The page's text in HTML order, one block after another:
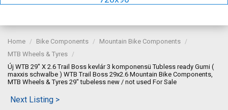
Home Bike Components
Mountain Bike Components
MTB Wheels & Tyres
Új WTB 29" X 2.6 Trail Boss kevlár 3 komponensü Tubless ready Gumi (
maxxis schwalbe ) WTB Trail Boss 29x2.6 Mountain Bike Components,
MTB Wheels & Tyres 29" tubeless new / not used For Sale
Next Listing >